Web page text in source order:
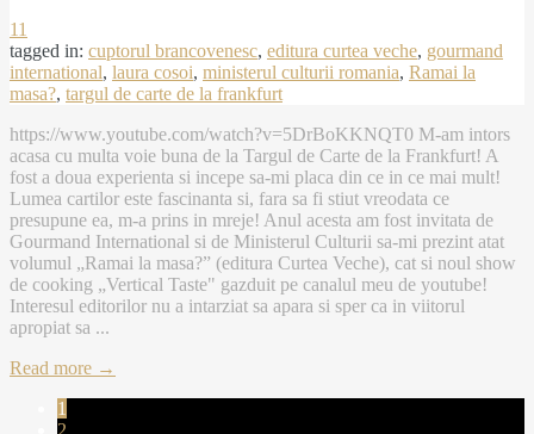
11
tagged in: cuptorul brancovenesc, editura curtea veche, gourmand
international, laura cosoi, ministerul culturii romania, Ramai la
masa?, targul de carte de la frankfurt
https://www.youtube.com/watch?v=5DrBoKKNQT0 M-am intors
acasa cu multa voie buna de la Targul de Carte de la Frankfurt! A
fost a doua experienta si incepe sa-mi placa din ce in ce mai mult!
Lumea cartilor este fascinanta si, fara sa fi stiut vreodata ce
presupune ea, m-a prins in mreje! Anul acesta am fost invitata de
Gourmand International si de Ministerul Culturii sa-mi prezint atat
volumul „Ramai la masa?” (editura Curtea Veche), cat si noul show
de cooking „Vertical Taste" gazduit pe canalul meu de youtube!
Interesul editorilor nu a intarziat sa apara si sper ca in viitorul
apropiat sa ...
Read more →
1
2